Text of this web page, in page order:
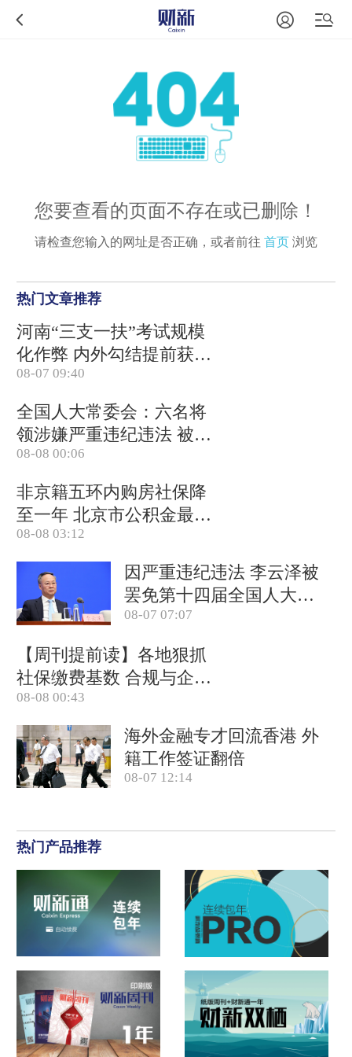
您要查看的页面不存在或已删除！
请检查您输入的网址是否正确，或者前往 首页 浏览
热门文章推荐
河南“三支一扶”考试规模
化作弊 内外勾结提前获取
试卷
08-07 09:40
全国人大常委会：六名将
领涉嫌严重违纪违法 被罢
免全国人大代表
08-08 00:06
非京籍五环内购房社保降
至一年 北京市公积金最高
可贷340万元
08-08 03:12
因严重违纪违法 李云泽被
罢免第十四届全国人大代
表职务
08-07 07:07
【周刊提前读】各地狠抓
社保缴费基数 合规与企业
减负如何平衡？
08-08 00:43
海外金融专才回流香港 外
籍工作签证翻倍
08-07 12:14
热门产品推荐